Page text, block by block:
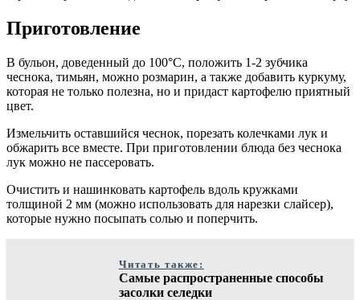
Приготовление
В бульон, доведенный до 100°С, положить 1-2 зубчика
чеснока, тимьян, можно розмарин, а также добавить куркуму,
которая не только полезна, но и придаст картофелю приятный
цвет.
Измельчить оставшийся чеснок, порезать колечками лук и
обжарить все вместе. При приготовлении блюда без чеснока
лук можно не пассеровать.
Очистить и нашинковать картофель вдоль кружками
толщиной 2 мм (можно использовать для нарезки слайсер),
которые нужно посыпать солью и поперчить.
Читать также:
Самые распространенные способы
засолки селедки